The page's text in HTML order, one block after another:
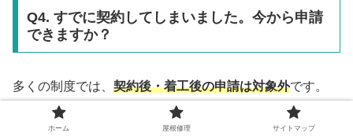
Q4. すでに契約してしまいました。今から申請
できますか？
多くの制度では、 契約後・着工後の申請は対象外です。
ただし例外的な制度もあるため、すぐに市原市窓口へ確認
ホーム 屋根修理 サイトマップ